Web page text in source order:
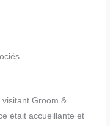
visitant Groom &
était accueillante et